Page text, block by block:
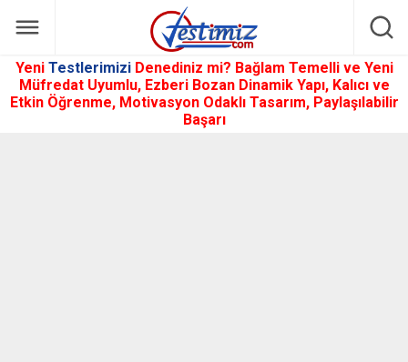
Yeni Testlerimizi Denediniz mi? Bağlam Temelli ve Yeni
Müfredat Uyumlu, Ezberi Bozan Dinamik Yapı, Kalıcı ve
Etkin Öğrenme, Motivasyon Odaklı Tasarım, Paylaşılabilir
Başarı